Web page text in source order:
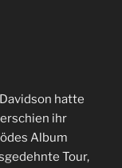
hatte
ihr
Album
Tour,